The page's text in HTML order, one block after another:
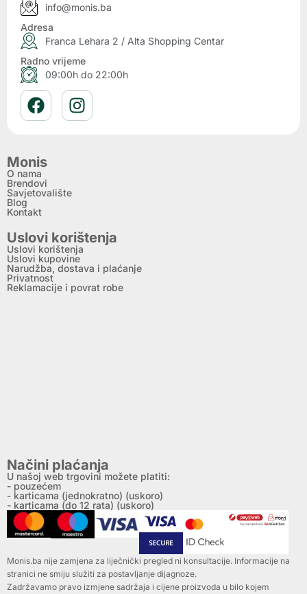
info@monis.ba
Adresa
Franca Lehara 2 / Alta Shopping Centar
Radno vrijeme
09:00h do 22:00h
Monis
O nama
Brendovi
Savjetovalište
Blog
Kontakt
Uslovi korištenja
Uslovi korištenja
Uslovi kupovine
Narudžba, dostava i plaćanje
Privatnost
Reklamacije i povrat robe
Načini plaćanja
U našoj web trgovini možete platiti:
- pouzećem
- karticama (jednokratno) (uskoro)
- karticama (do 12 rata) (uskoro)
Monis.ba nije zamjena za liječnički pregled ni konsultacije. Informacije na
stranici ne smiju služiti za postavljanje dijagnoze.
Zadržavamo pravo izmjene sadržaja i cijene proizvoda u bilo kojem